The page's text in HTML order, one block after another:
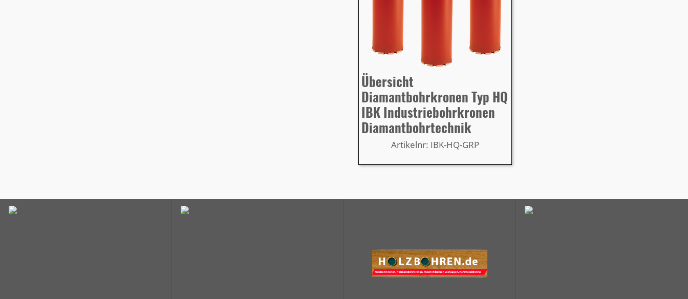
Übersicht
Diamantbohrkronen Typ HQ
IBK Industriebohrkronen
Diamantbohrtechnik
Artikelnr: IBK-HQ-GRP